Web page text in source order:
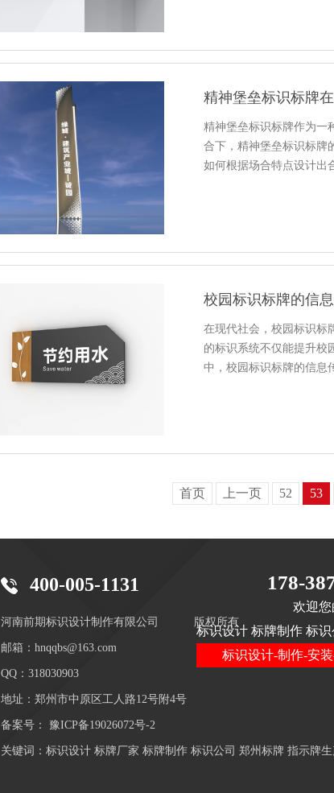
精神堡垒标识标牌
精神堡垒标识标牌作为一
合下，精神堡垒标识标牌
如何根据场合特点设计出
校园标识标牌的信
在现代社会，校园标识标
的标识系统不仅能提升校
中，校园标识标牌的信息
首页 上一页 52 53
400-005-1131
河南前期标识设计制作有限公司 版权所有
邮箱：hnqqbs@163.com
QQ：318030903
地址：郑州市中原区工人路12号附4号
备案号： 豫ICP备19026072号-2
关键词：标识设计 标牌厂家 标牌制作 标识公司 郑州标牌 指示牌
178-
欢迎
标识设计 标牌制作 标
标识设计-制作-安